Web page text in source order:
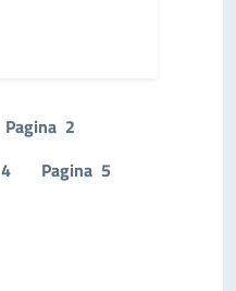
Pagina 2
4 Pagina 5